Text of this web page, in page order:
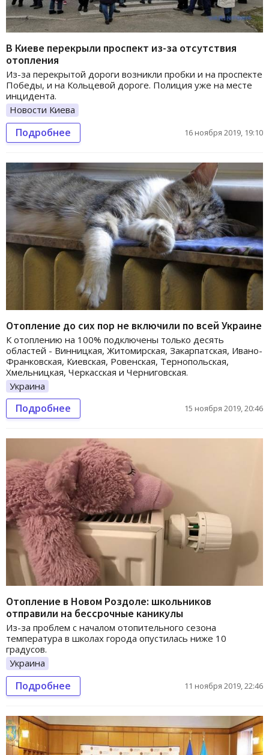
В Киеве перекрыли проспект из-за отсутствия
отопления
Из-за перекрытой дороги возникли пробки и на проспекте
Победы, и на Кольцевой дороге. Полиция уже на месте
инцидента.
Новости Киева
Подробнее 16 ноября 2019, 19:10
Отопление до сих пор не включили по всей Украине
К отоплению на 100% подключены только десять
областей - Винницкая, Житомирская, Закарпатская, Ивано-
Франковская, Киевская, Ровенская, Тернопольская,
Хмельницкая, Черкасская и Черниговская.
Украина
Подробнее 15 ноября 2019, 20:46
Отопление в Новом Роздоле: школьников
отправили на бессрочные каникулы
Из-за проблем с началом отопительного сезона
температура в школах города опустилась ниже 10
градусов.
Украина
Подробнее 11 ноября 2019, 22:46